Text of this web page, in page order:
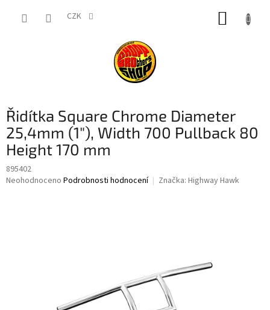
CZK
Řidítka Square Chrome Diameter
25,4mm (1"), Width 700 Pullback 80
Height 170 mm
895402
Průměrné
Neohodnoceno Podrobnosti hodnocení Značka: Highway Hawk